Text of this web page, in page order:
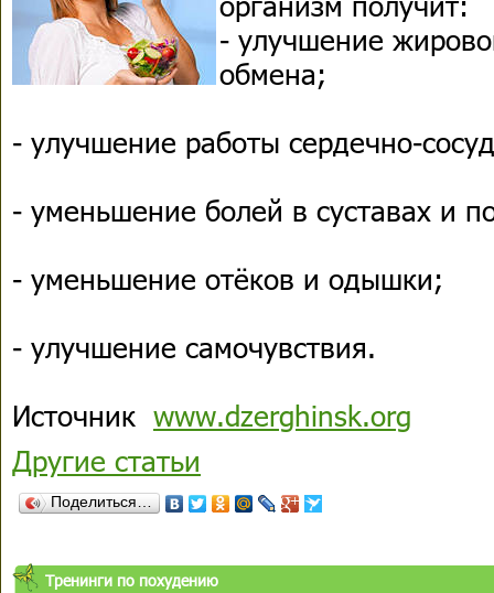
- улучшение
обмена;
- улучшение работы сердечно-
- уменьшение болей в суставах и
- уменьшение отёков и одышки;
- улучшение самочувствия.
Источник www.dzerghinsk.org
Другие статьи
Поделиться…
Тренинги по похудению